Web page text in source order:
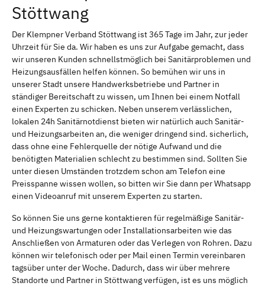
Stöttwang
Der Klempner Verband Stöttwang ist 365 Tage im Jahr, zur jeder
Uhrzeit für Sie da. Wir haben es uns zur Aufgabe gemacht, dass
wir unseren Kunden schnellstmöglich bei Sanitärproblemen und
Heizungsausfällen helfen können. So bemühen wir uns in
unserer Stadt unsere Handwerksbetriebe und Partner in
ständiger Bereitschaft zu wissen, um Ihnen bei einem Notfall
einen Experten zu schicken. Neben unserem verlässlichen,
lokalen 24h Sanitärnotdienst bieten wir natürlich auch Sanitär-
und Heizungsarbeiten an, die weniger dringend sind. sicherlich,
dass ohne eine Fehlerquelle der nötige Aufwand und die
benötigten Materialien schlecht zu bestimmen sind. Sollten Sie
unter diesen Umständen trotzdem schon am Telefon eine
Preisspanne wissen wollen, so bitten wir Sie dann per Whatsapp
einen Videoanruf mit unserem Experten zu starten.
So können Sie uns gerne kontaktieren für regelmäßige Sanitär-
und Heizungswartungen oder Installationsarbeiten wie das
Anschließen von Armaturen oder das Verlegen von Rohren. Dazu
können wir telefonisch oder per Mail einen Termin vereinbaren
tagsüber unter der Woche. Dadurch, dass wir über mehrere
Standorte und Partner in Stöttwang verfügen, ist es uns möglich